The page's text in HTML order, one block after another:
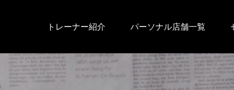
トレーナー紹介 パーソナル店舗一覧